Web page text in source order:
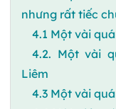
nhưng rất tiếc
4.1 Một vài
4.2. Một vài
Liêm
4.3 Một vài